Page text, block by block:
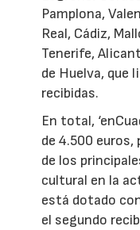
Pamplona,
Real, Cádiz,
Tenerife,
de Huelva, que
recibidas.
En total,
de 4.500
de los
cultural en la
está dotado
el segundo